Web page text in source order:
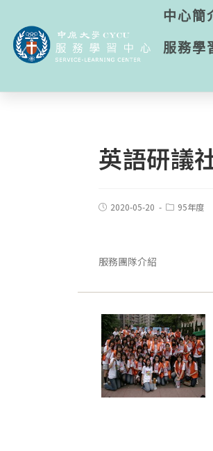
中心簡
服務學
英語研議
2020-05-20 95年度
服務團隊介紹